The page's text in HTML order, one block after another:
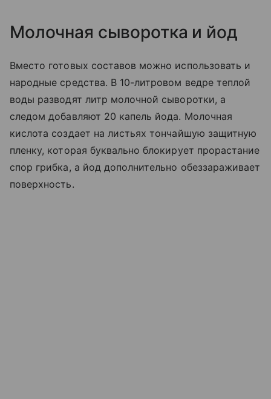
Молочная сыворотка и йод
Вместо готовых составов можно использовать и
народные средства. В 10-литровом ведре теплой
воды разводят литр молочной сыворотки, а
следом добавляют 20 капель йода. Молочная
кислота создает на листьях тончайшую защитную
пленку, которая буквально блокирует прорастание
спор грибка, а йод дополнительно обеззараживает
поверхность.